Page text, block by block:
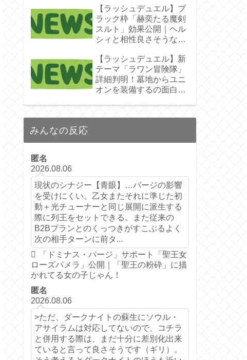
【ラッシュデュエル】ブ
ラック枠「赫奕たる魔剣
スルト」効果公開｜ヘル
シィと相性良さそうなレ
【ラッシュデュエル】新
テーマ「ラワン冒険隊」
詳細判明！墓地からユニ
オンを装備するの面白そ
みんなの反応
匿名
2026.08.06
現状のシナジー【青眼】…パージの影響
を受けにくい。乙女またそれに準じた初
動＋光チューナーと同じ展開に派生する
際に列王をセットできる。また従来の
B2Bプランとのくっつきがすこぶるよく
次の相手ターンに前タ...
「ドミナス・パージ」サポート「聖王女
ローズパメラ」公開｜「聖王の粉砕」に描
かれてる女の子じゃん！
匿名
2026.08.06
>ただ、ダークナイトの蘇生にソウル・
アサイラムは対応してないので、コチラ
と併用する際は、まだ十分に差別化出来
ていると言って良さそうです（ギリ）。